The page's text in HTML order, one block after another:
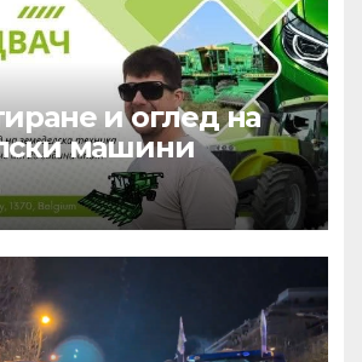
и оглед на
машини